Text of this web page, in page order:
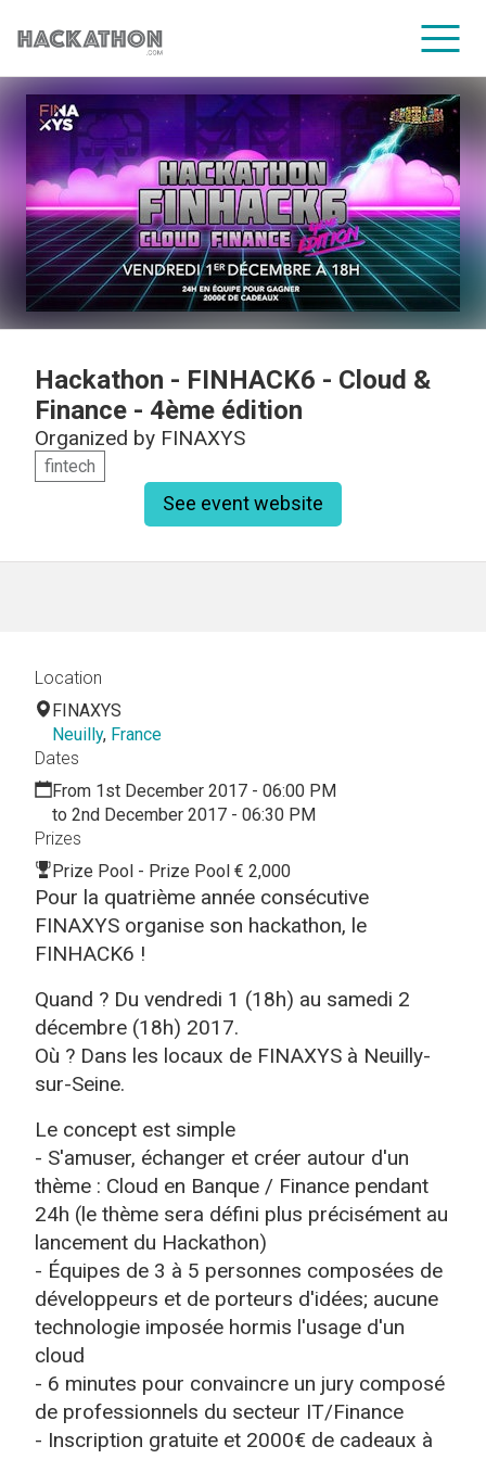
CORPORATE SERVICES
Hackathon - FINHACK6 - Cloud &
Finance - 4ème édition
Organized by FINAXYS
fintech
See event website
Pour la quatrième année consécutive
FINAXYS organise son hackathon, le
FINHACK6 !
Quand ? Du vendredi 1 (18h) au samedi 2
décembre (18h) 2017.
Où ? Dans les locaux de FINAXYS à Neuilly-
sur-Seine.
Le concept est simple
- S'amuser, échanger et créer autour d'un
thème : Cloud en Banque / Finance pendant
24h (le thème sera défini plus précisément au
lancement du Hackathon)
- Équipes de 3 à 5 personnes composées de
développeurs et de porteurs d'idées; aucune
technologie imposée hormis l'usage d'un
cloud
- 6 minutes pour convaincre un jury composé
de professionnels du secteur IT/Finance
- Inscription gratuite et 2000€ de cadeaux à
Location
FINAXYS
Neuilly, France
Dates
From 1st December 2017 - 06:00 PM
to 2nd December 2017 - 06:30 PM
Prizes
Prize Pool - Prize Pool € 2,000